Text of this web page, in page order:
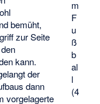
m
F
u
ß
b
al
l
(4
bemüht,
zur Seite
kann.
der
dann
vorgelagerte